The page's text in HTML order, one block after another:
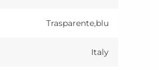
Trasparente,blu
Italy